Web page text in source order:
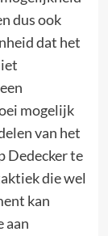
dus ook
dat het
mogelijk
van het
Dedecker te
die wel
kan
aan